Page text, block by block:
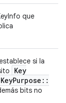
que
si la
Key
KeyPurpose ::
bits no